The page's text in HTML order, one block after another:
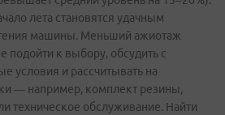
лета становятся удачным
машины. Меньший ажиотаж
подойти к выбору, обсудить с
условия и рассчитывать на
— например, комплект резины,
техническое обслуживание. Найти